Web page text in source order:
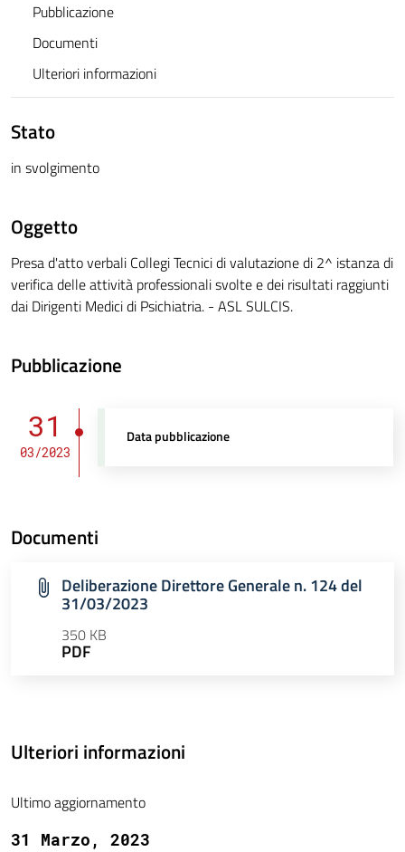
Pubblicazione
Documenti
Ulteriori informazioni
Stato
in svolgimento
Oggetto
Presa d'atto verbali Collegi Tecnici di valutazione di 2^ istanza di
verifica delle attività professionali svolte e dei risultati raggiunti
dai Dirigenti Medici di Psichiatria. - ASL SULCIS.
Pubblicazione
31
03/2023
Data pubblicazione
Documenti
Deliberazione Direttore Generale n. 124 del
31/03/2023
350 KB
PDF
Ulteriori informazioni
Ultimo aggiornamento
31 Marzo, 2023